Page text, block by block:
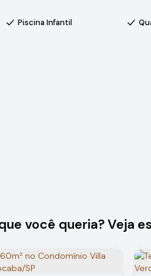
Piscina Infantil
você queria? Veja